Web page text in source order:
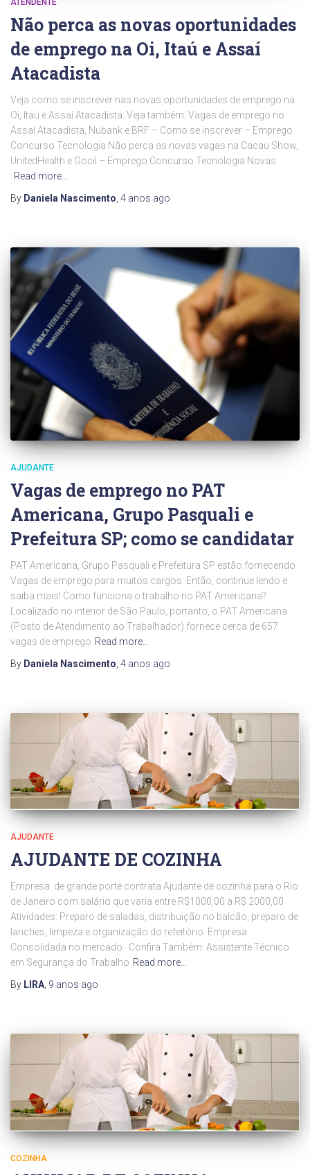
ATENDENTE
Não perca as novas oportunidades
de emprego na Oi, Itaú e Assaí
Atacadista
Veja como se inscrever nas novas oportunidades de emprego na
Oi, Itaú e Assaí Atacadista. Veja também: Vagas de emprego no
Assaí Atacadista, Nubank e BRF – Como se inscrever – Emprego
Concurso Tecnologia Não perca as novas vagas na Cacau Show,
UnitedHealth e Gocil – Emprego Concurso Tecnologia Novas
Read more…
By Daniela Nascimento, 4 anos ago
AJUDANTE
Vagas de emprego no PAT
Americana, Grupo Pasquali e
Prefeitura SP; como se candidatar
PAT Americana, Grupo Pasquali e Prefeitura SP estão fornecendo
Vagas de emprego para muitos cargos. Então, continue lendo e
saiba mais! Como funciona o trabalho no PAT Americana?
Localizado no interior de São Paulo, portanto, o PAT Americana
(Posto de Atendimento ao Trabalhador) fornece cerca de 657
vagas de emprego Read more…
By Daniela Nascimento 4 anos ago
AJUDANTE
AJUDANTE DE COZINHA
Empresa de grande porte contrata Ajudante de cozinha para o Rio
de Janeiro com salário que varia entre R$1000,00 a R$ 2000,00
Atividades: Preparo de saladas, distribuição no balcão, preparo de
lanches, limpeza e organização do refeitório. Empresa
Consolidada no mercado Confira Também: Assistente Técnico
em Segurança do Trabalho Read more…
By LIRA, 9 anos ago
COZINHA